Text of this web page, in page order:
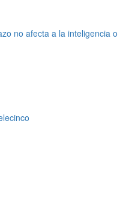
no afecta a la inteligencia o